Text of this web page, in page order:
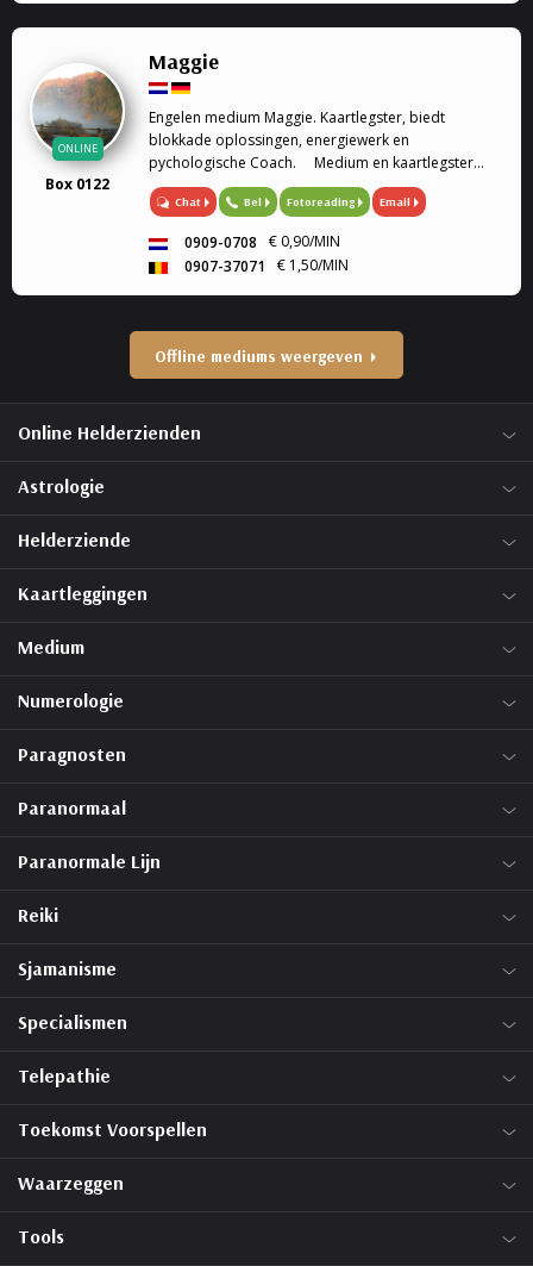
ONLINE
Box 0122
Maggie
Engelen medium Maggie. Kaartlegster, biedt
blokkade oplossingen, energiewerk en
pychologische Coach. Medium en kaartlegster
Mijn gaven (heldervoelend, helderwetend,
helderruikend, energiewerk) zet ik graag in om
Chat Bel Fotoreading Email
0909-0708
€ 0,90/MIN
0907-37071
€ 1,50/MIN
Offline mediums weergeven
Online Helderzienden
Astrologie
Helderziende
Kaartleggingen
Medium
Numerologie
Paragnosten
Paranormaal
Paranormale Lijn
Reiki
Sjamanisme
Specialismen
Telepathie
Toekomst Voorspellen
Waarzeggen
Tools